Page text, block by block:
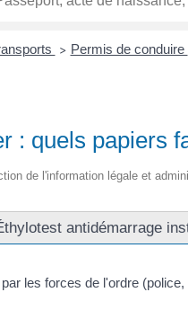
> Permis de conduire
: quels papiers
de l'information légale et
antidémarrage
les forces de l'ordre